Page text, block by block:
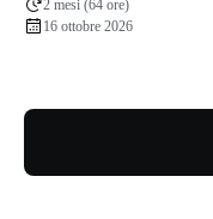
2 mesi (64 ore)
16 ottobre 2026